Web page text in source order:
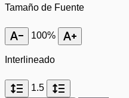
Tamaño de Fuente
text_decrease 100% text_increase
Interlineado
format_line_spacing 1.5 format_line_spacing